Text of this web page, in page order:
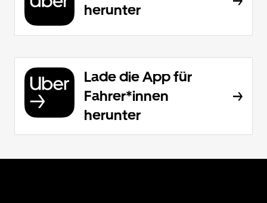
herunter
Lade die App für
Fahrer*innen
herunter